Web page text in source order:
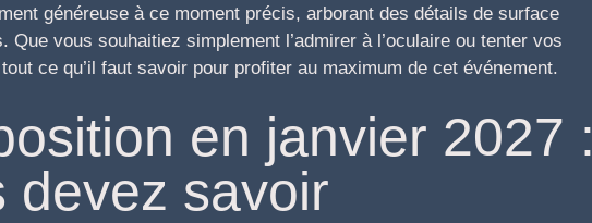
généreuse à ce moment précis, arborant des détails de surface
vous souhaitiez simplement l’admirer à l’oculaire ou tenter vos
ce qu’il faut savoir pour profiter au maximum de cet événement.
en janvier 2027 :
devez savoir